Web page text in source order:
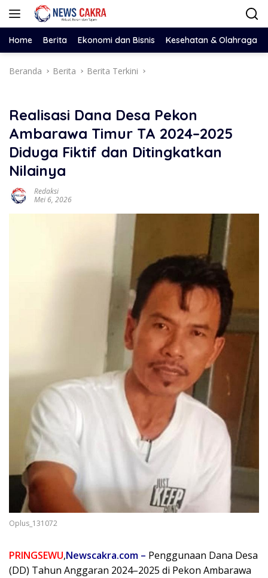
Langsung
Home Berita Ekonomi dan Bisnis Kesehatan & Olahraga
Beranda Berita Berita Terkini
Realisasi Dana Desa Pekon
Ambarawa Timur TA 2024–2025
Diduga Fiktif dan Ditingkatkan
Nilainya
Redaksi
Mei 6, 2026
Oplus_131072
PRINGSEWU,Newscakra.com – Penggunaan Dana Desa
(DD) Tahun Anggaran 2024–2025 di Pekon Ambarawa